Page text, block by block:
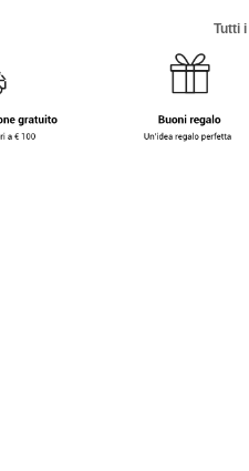
Tutti